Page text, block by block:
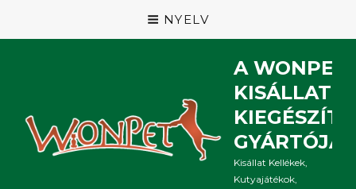
NYELV
A WONPET
KISÁLLAT
GYÁRTÓJA
Kisállat Kellékek,
Kutyajátékok,